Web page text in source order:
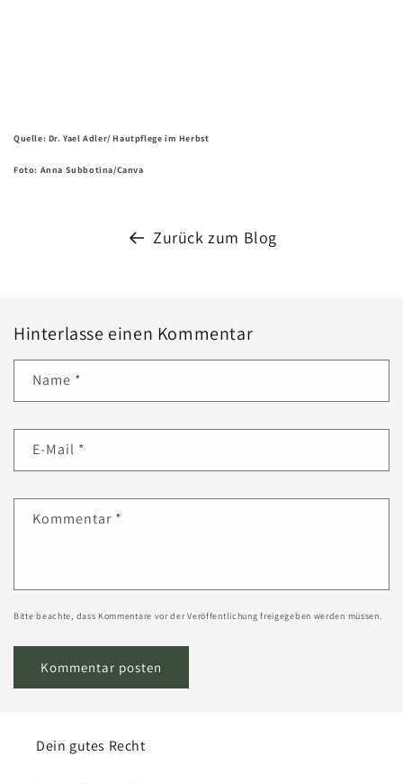
Quelle: Dr. Yael Adler/ Hautpflege im Herbst
Foto: Anna Subbotina/Canva
Zurück zum Blog
Hinterlasse einen Kommentar
Name *
E-Mail *
Kommentar *
Bitte beachte, dass Kommentare vor der Veröffentlichung freigegeben werden müssen.
Dein gutes Recht